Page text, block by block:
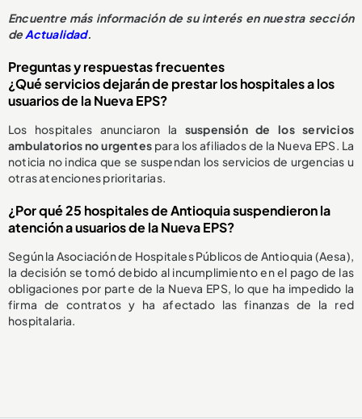
Encuentre más información de su interés en nuestra sección
deActualidad.
Preguntas y respuestas frecuentes
¿Qué servicios dejarán de prestar los hospitales a los
usuarios de la Nueva EPS?
Los hospitales anunciaron la suspensión de los servicios
ambulatorios no urgentes para los afiliados de la Nueva EPS. La
noticia no indica que se suspendan los servicios de urgencias u
otras atenciones prioritarias.
¿Por qué 25 hospitales de Antioquia suspendieron la
atención a usuarios de la Nueva EPS?
Según la Asociación de Hospitales Públicos de Antioquia (Aesa),
la decisión se tomó debido al incumplimiento en el pago de las
obligaciones por parte de la Nueva EPS, lo que ha impedido la
firma de contratos y ha afectado las finanzas de la red
hospitalaria.